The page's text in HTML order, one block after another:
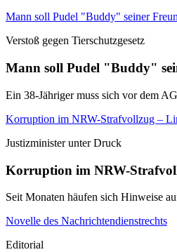
Mann soll Pudel "Buddy" seiner
Verstoß gegen Tierschutzgesetz
Mann soll Pudel "Buddy"
Ein 38-Jähriger muss sich vor dem
Korruption im NRW-Strafvollzug –
Justizminister unter Druck
Korruption im NRW-
Seit Monaten häufen sich Hinweise
Novelle des Nachrichtendienstrechts
Editorial